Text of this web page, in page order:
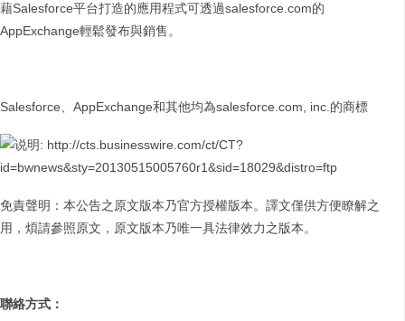
藉Salesforce平台打造的應用程式可透過salesforce.com的
AppExchange輕鬆發布與銷售。
Salesforce、AppExchange和其他均為salesforce.com, inc.的商標
免責聲明：本公告之原文版本乃官方授權版本。譯文僅供方便瞭解之
用，煩請參照原文，原文版本乃唯一具法律效力之版本。
聯絡方式：